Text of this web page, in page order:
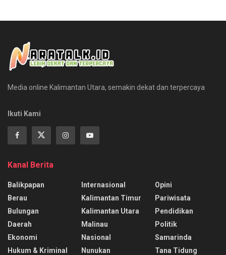
Media online Kalimantan Utara, semakin dekat dan terpercaya
Ikuti Kami
Kanal Berita
Balikpapan
Berau
Bulungan
Daerah
Ekonomi
Hukum & Kriminal
Internasional
Kalimantan Timur
Kalimantan Utara
Malinau
Nasional
Nunukan
Opini
Pariwisata
Pendidikan
Politik
Samarinda
Tana Tidung